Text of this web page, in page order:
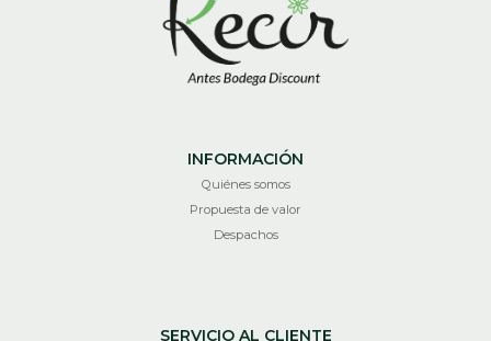
INFORMACIÓN
Quiénes somos
Propuesta de valor
Despachos
SERVICIO AL CLIENTE